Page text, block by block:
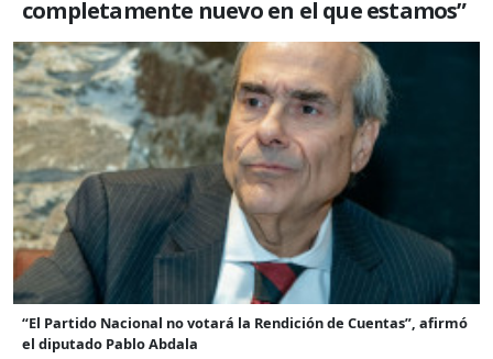
completamente nuevo en el que estamos”
“El Partido Nacional no votará la Rendición de Cuentas”, afirmó
el diputado Pablo Abdala